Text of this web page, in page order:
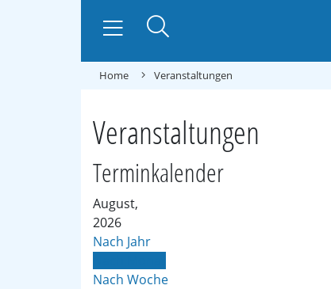
Home Veranstaltungen
Veranstaltungen
Terminkalender
August,
2026
Nach Jahr
Nach Woche